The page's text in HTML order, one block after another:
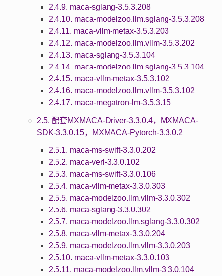
2.4.9. maca-sglang-3.5.3.208
2.4.10. maca-modelzoo.llm.sglang-3.5.3.208
2.4.11. maca-vllm-metax-3.5.3.203
2.4.12. maca-modelzoo.llm.vllm-3.5.3.202
2.4.13. maca-sglang-3.5.3.104
2.4.14. maca-modelzoo.llm.sglang-3.5.3.104
2.4.15. maca-vllm-metax-3.5.3.102
2.4.16. maca-modelzoo.llm.vllm-3.5.3.102
2.4.17. maca-megatron-lm-3.5.3.15
2.5. 配套MXMACA-Driver-3.3.0.4，MXMACA-
SDK-3.3.0.15，MXMACA-Pytorch-3.3.0.2
2.5.1. maca-ms-swift-3.3.0.202
2.5.2. maca-verl-3.3.0.102
2.5.3. maca-ms-swift-3.3.0.106
2.5.4. maca-vllm-metax-3.3.0.303
2.5.5. maca-modelzoo.llm.vllm-3.3.0.302
2.5.6. maca-sglang-3.3.0.302
2.5.7. maca-modelzoo.llm.sglang-3.3.0.302
2.5.8. maca-vllm-metax-3.3.0.204
2.5.9. maca-modelzoo.llm.vllm-3.3.0.203
2.5.10. maca-vllm-metax-3.3.0.103
2.5.11. maca-modelzoo.llm.vllm-3.3.0.104